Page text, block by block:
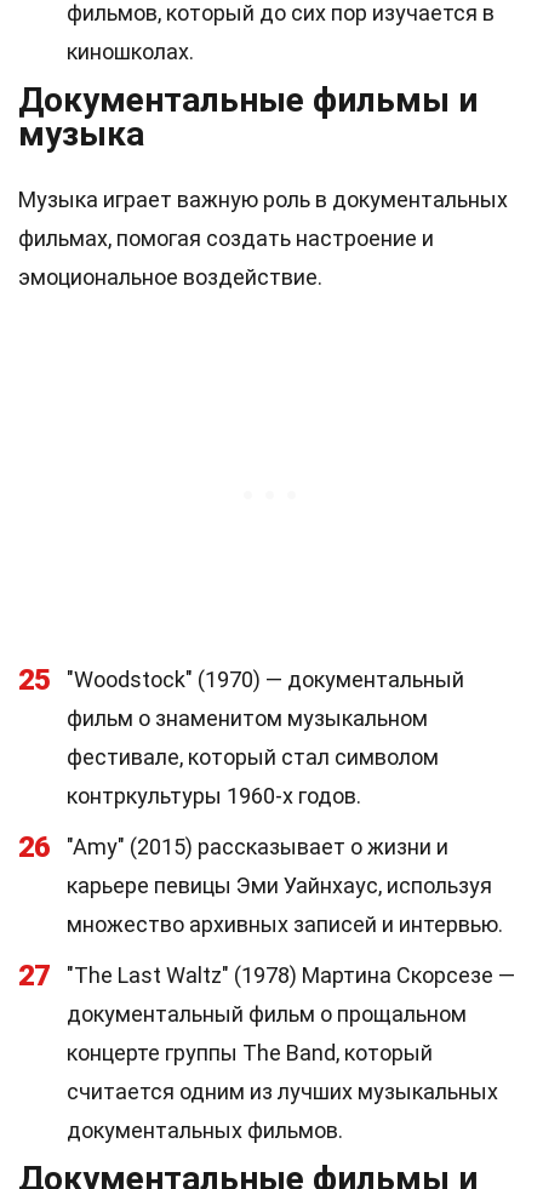
фильмов, который до сих пор изучается в
киношколах.
Документальные фильмы и
музыка
Музыка играет важную роль в документальных
фильмах, помогая создать настроение и
эмоциональное воздействие.
25
"Woodstock" (1970) — документальный
фильм о знаменитом музыкальном
фестивале, который стал символом
контркультуры 1960-х годов.
26
"Amy" (2015) рассказывает о жизни и
карьере певицы Эми Уайнхаус, используя
множество архивных записей и интервью.
27
"The Last Waltz" (1978) Мартина Скорсезе —
документальный фильм о прощальном
концерте группы The Band, который
считается одним из лучших музыкальных
документальных фильмов.
Документальные фильмы и